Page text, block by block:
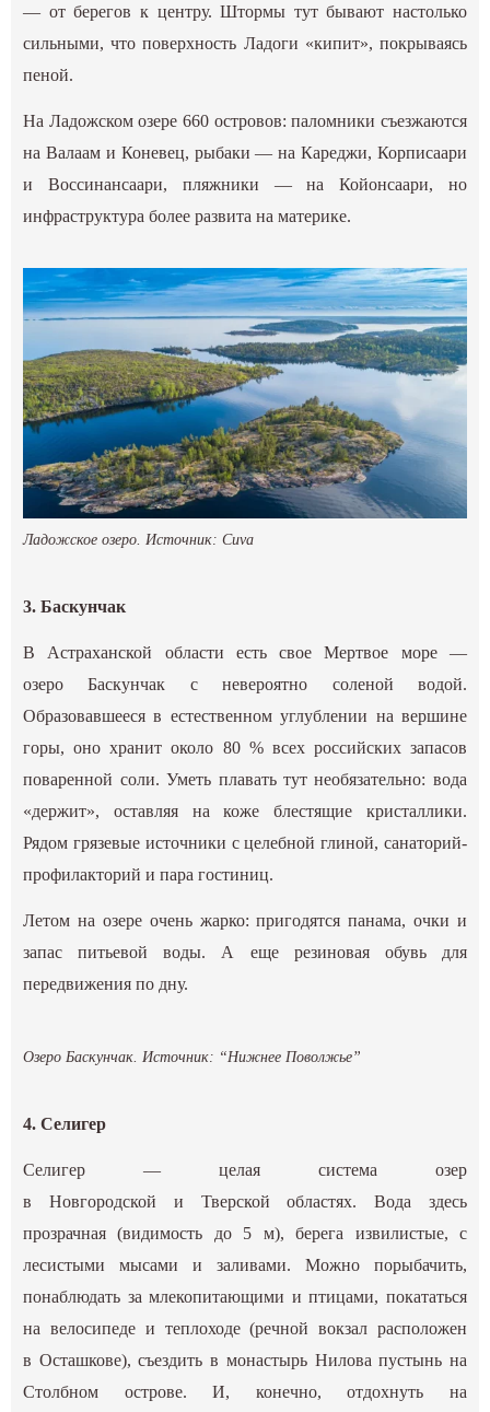
— от берегов к центру. Штормы тут бывают настолько
сильными, что поверхность Ладоги «кипит», покрываясь
пеной.
На Ладожском озере 660 островов: паломники съезжаются
на Валаам и Коневец, рыбаки — на Кареджи, Корписаари
и Воссинансаари, пляжники — на Койонсаари, но
инфраструктура более развита на материке.
Ладожское озеро. Источник:Cuva
3. Баскунчак
В Астраханской области есть свое Мертвое море —
озеро Баскунчак с невероятно соленой водой.
Образовавшееся в естественном углублении на вершине
горы, оно хранит около 80 % всех российских запасов
поваренной соли. Уметь плавать тут необязательно: вода
«держит», оставляя на коже блестящие кристаллики.
Рядом грязевые источники с целебной глиной, санаторий-
профилакторий и пара гостиниц.
Летом на озере очень жарко: пригодятся панама, очки и
запас питьевой воды. А еще резиновая обувь для
передвижения по дну.
Озеро Баскунчак. Источник: “Нижнее Поволжье”
4. Селигер
Селигер — целая система озер
в Новгородской и Тверской областях. Вода здесь
прозрачная (видимость до 5 м), берега извилистые, с
лесистыми мысами и заливами. Можно порыбачить,
понаблюдать за млекопитающими и птицами, покататься
на велосипеде и теплоходе (речной вокзал расположен
в Осташкове), съездить в монастырь Нилова пустынь на
Столбном острове. И, конечно, отдохнуть на